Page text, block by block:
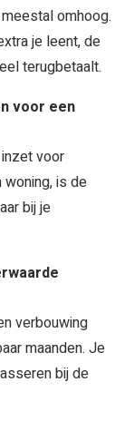
omhoog.
je leent, de
terugbetaalt.
voor een
voor
is de
bij je
verbouwing
maanden. Je
bij de